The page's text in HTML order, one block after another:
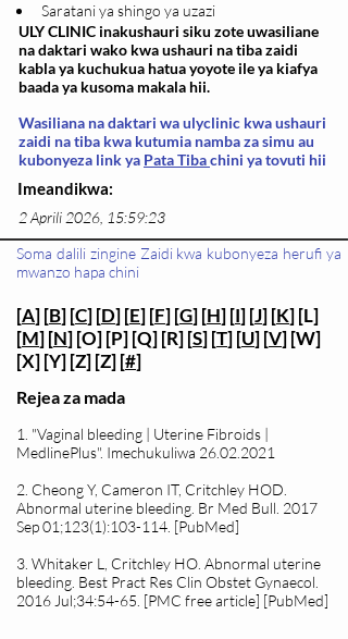
Saratani ya shingo ya uzazi
ULY CLINIC inakushauri siku zote uwasiliane
na daktari wako kwa ushauri na tiba zaidi
kabla ya kuchukua hatua yoyote ile ya kiafya
baada ya kusoma makala hii.
Wasiliana na daktari wa ulyclinic kwa ushauri
zaidi na tiba kwa kutumia namba za simu au
kubonyeza link ya Pata Tibachini ya tovuti hii
Imeandikwa:
2 Aprili 2026, 15:59:23
Soma dalili zingine Zaidi kwa kubonyeza herufi ya
mwanzo hapa chini
[A] [B] [C] [D] [E] [F] [G] [H] [I] [J] [K] [L]
[M] [N] [O] [P] [Q] [R] [S] [T] [U] [V] [W]
[X] [Y] [Z] [Z] [#]
Rejea za mada
1. "Vaginal bleeding | Uterine Fibroids |
MedlinePlus". Imechukuliwa 26.02.2021
2. Cheong Y, Cameron IT, Critchley HOD.
Abnormal uterine bleeding. Br Med Bull. 2017
Sep 01;123(1):103-114. [PubMed]
3. Whitaker L, Critchley HO. Abnormal uterine
bleeding. Best Pract Res Clin Obstet Gynaecol.
2016 Jul;34:54-65. [PMC free article] [PubMed]